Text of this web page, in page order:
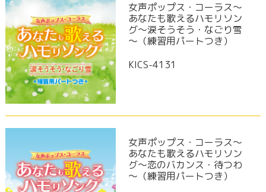
女声ポップス・コーラス～
あなたも歌えるハモリソン
グ～涙そうそう・なごり雪
～（練習用パートつき）
KICS-4131
女声ポップス・コーラス～
あなたも歌えるハモリソン
グ～恋のバカンス・待つわ
～（練習用パートつき）